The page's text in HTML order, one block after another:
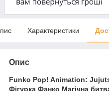
Характеристики
Опис
Funko Pop! Animation:
Фігурка Фанко Магічна